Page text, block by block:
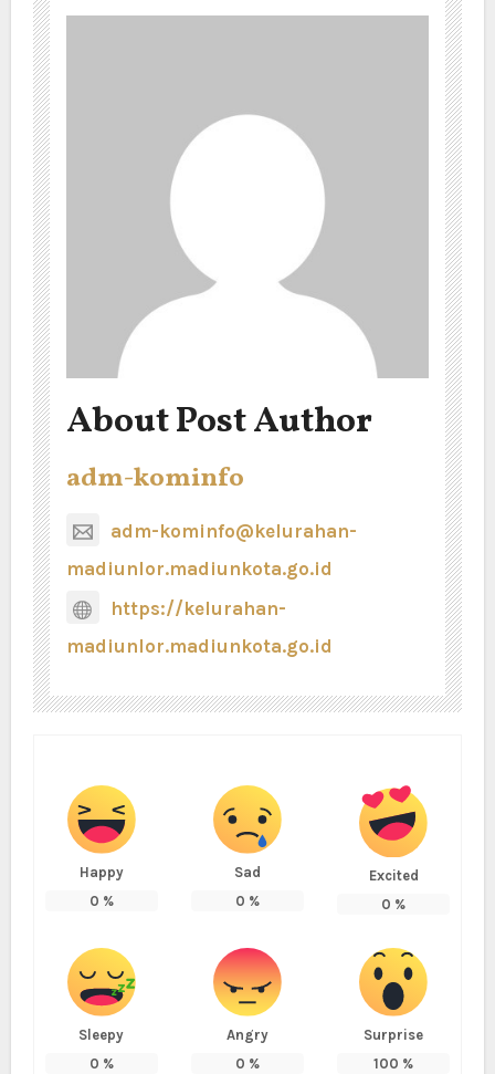
About Post Author
adm-kominfo
adm-kominfo@kelurahan-
madiunlor.madiunkota.go.id
https://kelurahan-
madiunlor.madiunkota.go.id
Happy
0 %
Sad
0 %
Excited
0 %
Sleepy
0 %
Angry
0 %
Surprise
100 %